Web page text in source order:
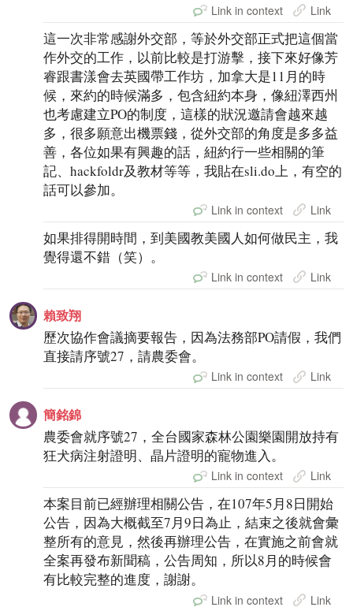
Link in context Link
這一次非常感謝外交部，等於外交部正式把這個當
作外交的工作，以前比較是打游擊，接下來好像芳
睿跟書漾會去英國帶工作坊，加拿大是11月的時
候，來約的時候滿多，包含紐約本身，像紐澤西州
也考慮建立PO的制度，這樣的狀況邀請會越來越
多，很多願意出機票錢，從外交部的角度是多多益
善，各位如果有興趣的話，紐約行一些相關的筆
記、hackfoldr及教材等等，我貼在sli.do上，有空的
話可以參加。
Link in context Link
如果排得開時間，到美國教美國人如何做民主，我
覺得還不錯（笑）。
Link in context Link
賴致翔
歷次協作會議摘要報告，因為法務部PO請假，我們
直接請序號27，請農委會。
Link in context Link
簡銘錦
農委會就序號27，全台國家森林公園樂園開放持有
狂犬病注射證明、晶片證明的寵物進入。
Link in context Link
本案目前已經辦理相關公告，在107年5月8日開始
公告，因為大概截至7月9日為止，結束之後就會彙
整所有的意見，然後再辦理公告，在實施之前會就
全案再發布新聞稿，公告周知，所以8月的時候會
有比較完整的進度，謝謝。
Link in context Link